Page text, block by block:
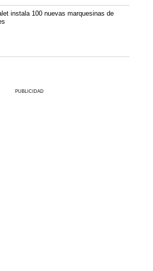
instala 100 nuevas marquesinas de
PUBLICIDAD